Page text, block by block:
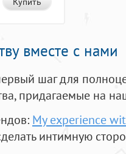
Купить
вместе с нами
шаг для
придагаемые на
My experience
интимную